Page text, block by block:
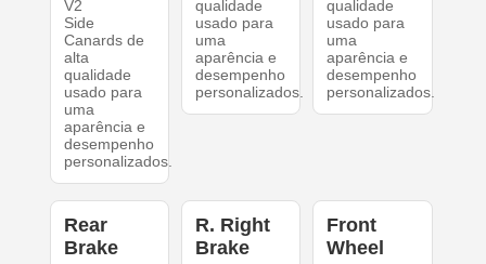
V2
Side
Canards de
alta
qualidade
usado para
uma
aparência e
desempenho
personalizados.
qualidade
usado para
uma
aparência e
desempenho
personalizados.
qualidade
usado para
uma
aparência e
desempenho
personalizados.
Rear
Brake
R. Right
Brake
Front
Wheel